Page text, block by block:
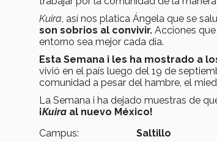
Kuira , así nos platica Ángela que se
son sobrios al convivir. Acciones
entorno sea mejor cada día.
Esta Semana i les ha mostrado a
vivió en el país luego del 19 de
comunidad a pesar del hambre, el
La Semana i ha dejado muestras de
¡Kuira al nuevo México!
Campus:
Saltillo